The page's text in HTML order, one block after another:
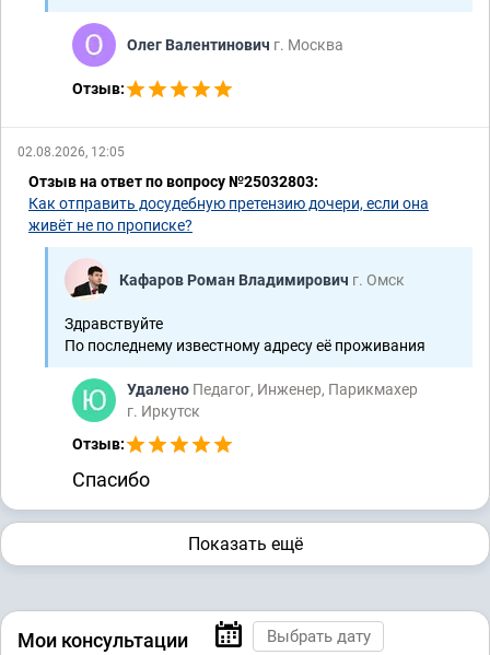
Олег Валентинович г. Москва
Отзыв:
02.08.2026, 12:05
Отзыв на ответ по вопросу №25032803:
Как отправить досудебную претензию дочери, если она
живёт не по прописке?
Кафаров Роман Владимирович г. Омск
Здравствуйте
По последнему известному адресу её проживания
Удалено Педагог, Инженер, Парикмахер
г. Иркутск
Отзыв:
Спасибо
Показать ещё
Мои консультации